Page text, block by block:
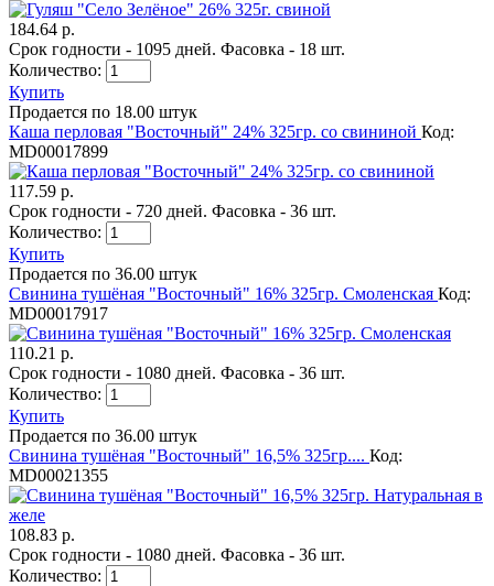
184.64 р.
Срок годности - 1095 дней. Фасовка - 18 шт.
Количество:
Купить
Продается по 18.00 штук
Каша перловая "Восточный" 24% 325гр. со свининой Код:
MD00017899
117.59 р.
Срок годности - 720 дней. Фасовка - 36 шт.
Количество:
Купить
Продается по 36.00 штук
Свинина тушёная "Восточный" 16% 325гр. Смоленская Код:
MD00017917
110.21 р.
Срок годности - 1080 дней. Фасовка - 36 шт.
Количество:
Купить
Продается по 36.00 штук
Свинина тушёная "Восточный" 16,5% 325гр.... Код:
MD00021355
108.83 р.
Срок годности - 1080 дней. Фасовка - 36 шт.
Количество: